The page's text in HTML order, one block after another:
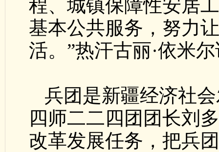
程、城镇保障性安居
基本公共服务，努力
活。”热汗古丽·依米
兵团是新疆经济社
四师二二四团团长刘
改革发展任务，把兵